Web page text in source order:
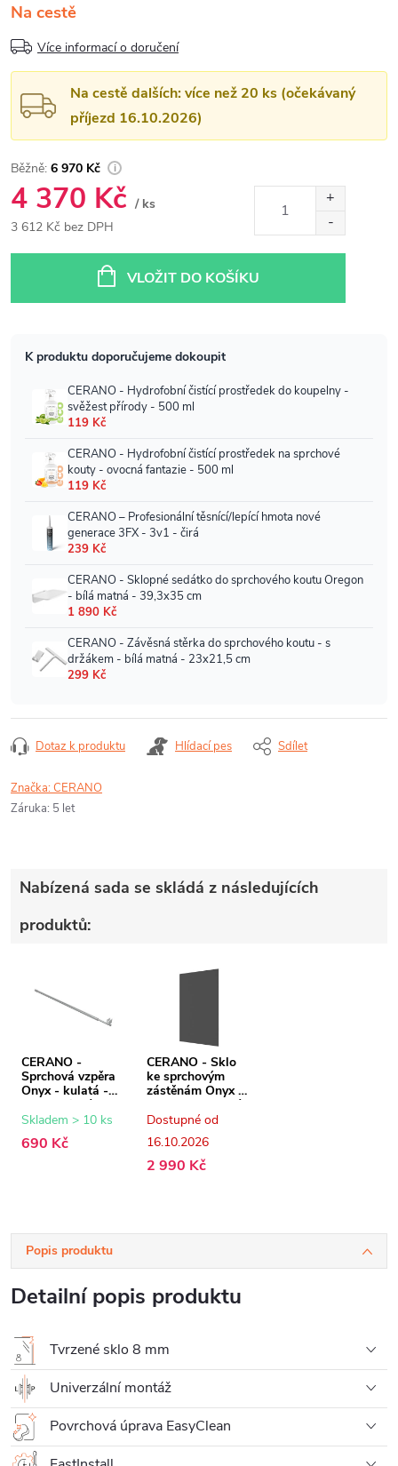
Na cestě
Více informací o doručení
Na cestě dalších: více než 20 ks (očekávaný
příjezd 16.10.2026)
6 970 Kč
4 370 Kč / ks
3 612 Kč bez DPH
VLOŽIT DO KOŠÍKU
Dotaz k produktu Hlídací pes Sdílet
Značka:CERANO
Záruka: 5 let
Nabízená sada se skládá z následujících
produktů:
CERANO -
Sprchová vzpěra
Onyx - kulatá -
teleskopická -
chrom - 77-140
Skladem > 10 ks
690 Kč
CERANO - Sklo
ke sprchovým
zástěnám Onyx -
8 mm - grafitové
sklo - 80x200 cm
Dostupné od
16.10.2026
2 990 Kč
Popis produktu
Detailní popis produktu
Tvrzené sklo 8 mm
Univerzální montáž
Povrchová úprava EasyClean